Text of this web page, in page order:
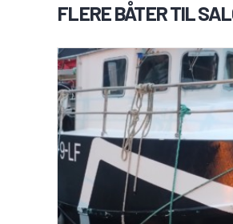
FLERE BÅTER TIL